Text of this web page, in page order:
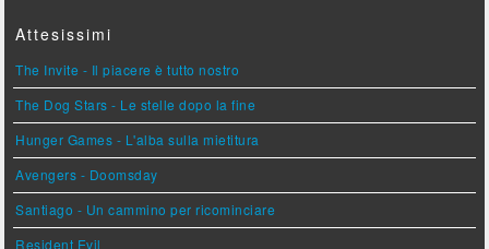
Attesissimi
The Invite - Il piacere è tutto nostro
The Dog Stars - Le stelle dopo la fine
Hunger Games - L'alba sulla mietitura
Avengers - Doomsday
Santiago - Un cammino per ricominciare
Resident Evil